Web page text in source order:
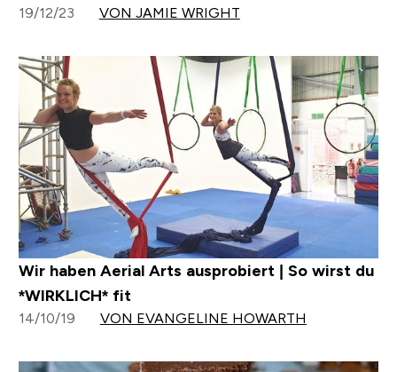
19/12/23 VON JAMIE WRIGHT
Wir haben Aerial Arts ausprobiert | So wirst du
*WIRKLICH* fit
14/10/19 VON EVANGELINE HOWARTH